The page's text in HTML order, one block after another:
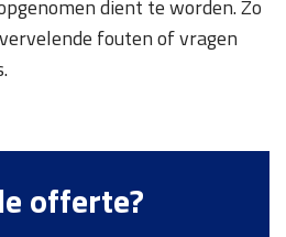
dient te worden. Zo
fouten of vragen
offerte?